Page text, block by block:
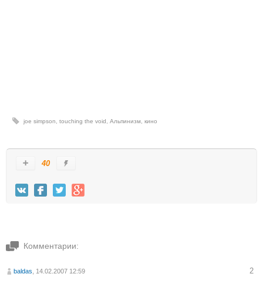
joe simpson touching the void Альпинизм кино
40
Комментарии:
baldas , 14.02.2007 12:59 2